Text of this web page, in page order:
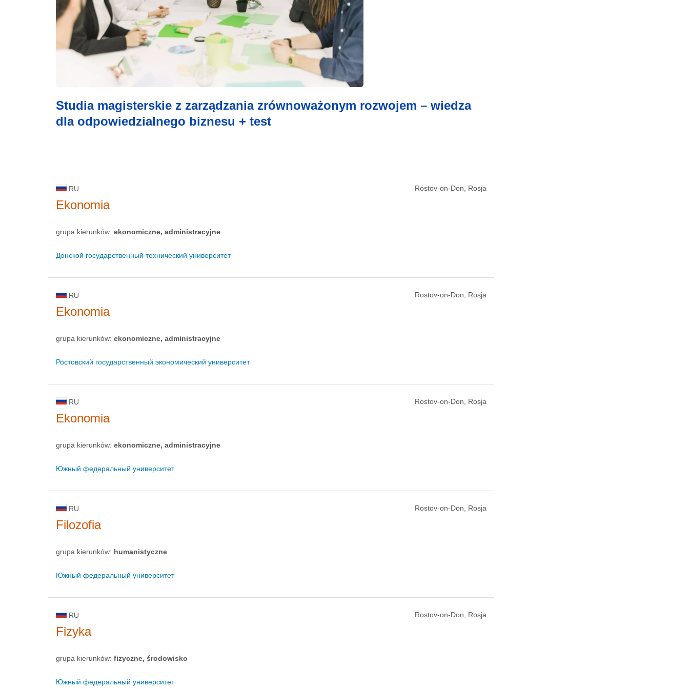
Studia magisterskie z zarządzania zrównoważonym rozwojem – wiedza
dla odpowiedzialnego biznesu + test
RU Rostov-on-Don, Rosja
Ekonomia
grupa kierunków: ekonomiczne, administracyjne
Донской государственный технический университет
RU Rostov-on-Don, Rosja
Ekonomia
grupa kierunków: ekonomiczne, administracyjne
Ростовский государственный экономический университет
RU Rostov-on-Don, Rosja
Ekonomia
grupa kierunków: ekonomiczne, administracyjne
Южный федеральный университет
RU Rostov-on-Don, Rosja
Filozofia
grupa kierunków: humanistyczne
Южный федеральный университет
RU Rostov-on-Don, Rosja
Fizyka
grupa kierunków: fizyczne, środowisko
Южный федеральный университет